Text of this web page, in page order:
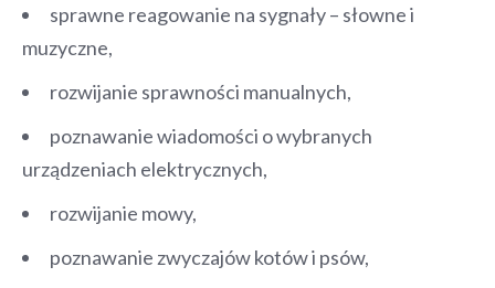
sprawne reagowanie na sygnały – słowne i
muzyczne,
rozwijanie sprawności manualnych,
poznawanie wiadomości o wybranych
urządzeniach elektrycznych,
rozwijanie mowy,
poznawanie zwyczajów kotów i psów,